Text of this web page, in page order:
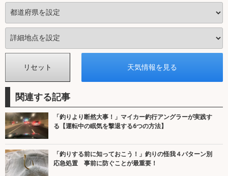
関連する記事
「釣りより断然大事！」マイカー釣行アングラーが実践す
る【運転中の眠気を撃退する6つの方法】
「釣りする前に知っておこう！」釣りの怪我４パターン別
応急処置 事前に防ぐことが最重要！